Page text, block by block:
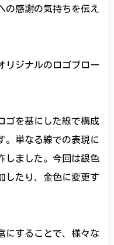
の感謝の気持ちを伝え
リジナルのロゴブロー
ゴを基にした線で構成
。単なる線での表現に
しました。今回は銀色
したり、金色に変更す
にすることで、様々な